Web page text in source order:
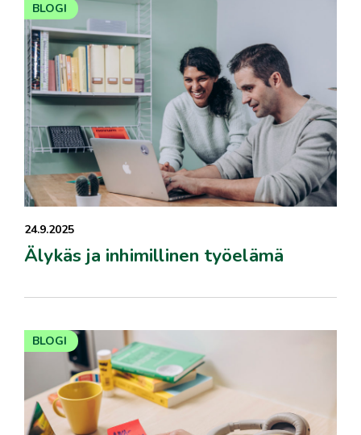
24.9.2025
Älykäs ja inhimillinen työelämä
BLOGI
BLOGI